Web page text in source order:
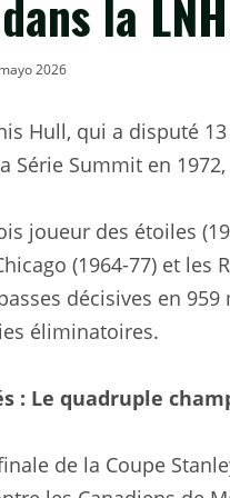
la
2026
Hull, qui a disputé
Série Summit en
joueur des étoiles
(1964-77) et les
décisives en
éliminatoires.
: Le quadruple
de la Coupe